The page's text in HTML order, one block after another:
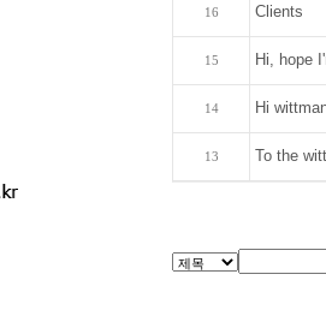
16 Clients
15 Hi, hope
14 Hi
13 To the